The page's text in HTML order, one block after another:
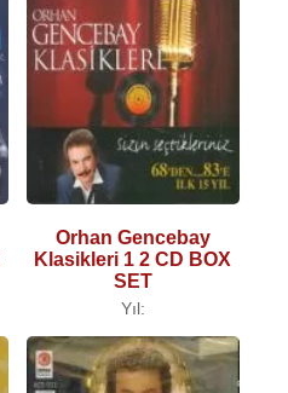
Orhan Gencebay
Klasikleri 1 2 CD BOX
SET
Yıl: